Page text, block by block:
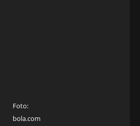
Foto:
bola.com